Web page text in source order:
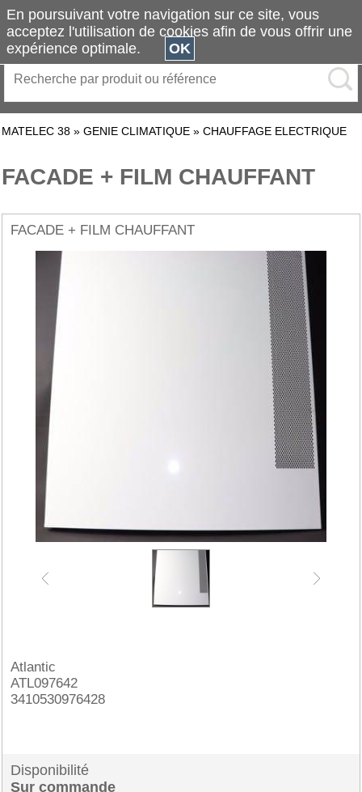
MATELEC 38 » GENIE CLIMATIQUE » CHAUFFAGE ELECTRIQUE
FACADE + FILM CHAUFFANT
FACADE + FILM CHAUFFANT
Atlantic
ATL097642
3410530976428
Disponibilité
Sur commande
En poursuivant votre navigation sur ce site, vous
acceptez l'utilisation de cookies afin de vous offrir une
expérience optimale.
OK